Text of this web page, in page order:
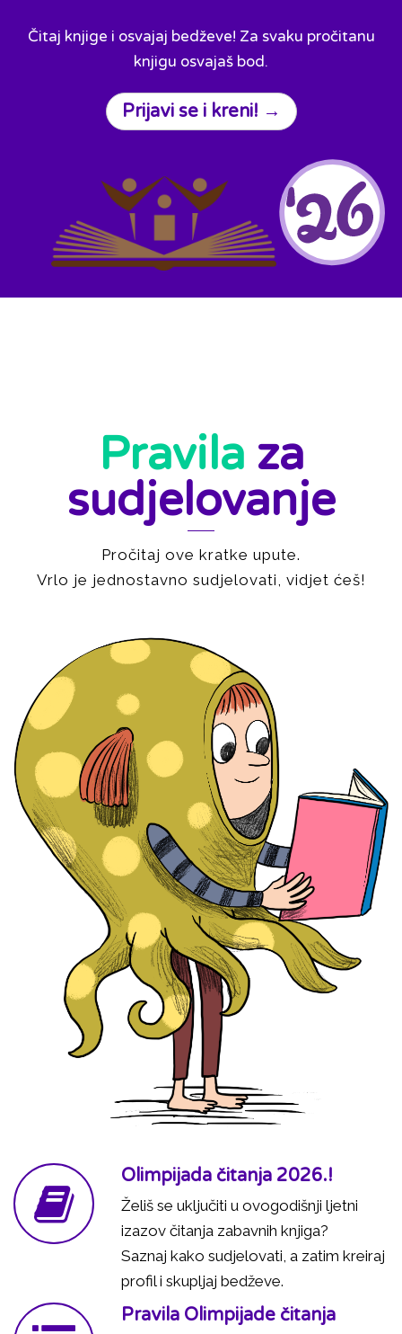
Čitaj knjige i osvajaj bedževe! Za svaku pročitanu
knjigu osvajaš bod.
Prijavi se i kreni! →
Pravila za
sudjelovanje
Pročitaj ove kratke upute.
Vrlo je jednostavno sudjelovati, vidjet ćeš!
Olimpijada čitanja 2026.!
Želiš se uključiti u ovogodišnji ljetni
izazov čitanja zabavnih knjiga?
Saznaj kako sudjelovati, a zatim kreiraj
profil i skupljaj bedževe.
Pravila Olimpijade čitanja